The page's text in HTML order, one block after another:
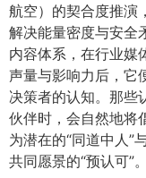
航空）的契合度推演
解决能量密度与安全
内容体系，在行业媒
声量与影响力后，它
决策者的认知。那些
伙伴时，会自然地将
为潜在的“同道中人”
共同愿景的“预认可”。